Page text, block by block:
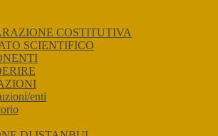
COSTITUTIVA
SCIENTIFICO
enti